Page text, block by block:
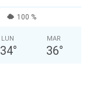
100 %
LUN
34°
MAR
36°